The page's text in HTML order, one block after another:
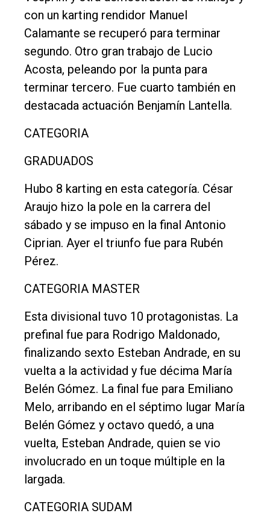
con un karting rendidor Manuel
Calamante se recuperó para terminar
segundo. Otro gran trabajo de Lucio
Acosta, peleando por la punta para
terminar tercero. Fue cuarto también en
destacada actuación Benjamín Lantella.
CATEGORIA
GRADUADOS
Hubo 8 karting en esta categoría. César
Araujo hizo la pole en la carrera del
sábado y se impuso en la final Antonio
Ciprian. Ayer el triunfo fue para Rubén
Pérez.
CATEGORIA MASTER
Esta divisional tuvo 10 protagonistas. La
prefinal fue para Rodrigo Maldonado,
finalizando sexto Esteban Andrade, en su
vuelta a la actividad y fue décima María
Belén Gómez. La final fue para Emiliano
Melo, arribando en el séptimo lugar María
Belén Gómez y octavo quedó, a una
vuelta, Esteban Andrade, quien se vio
involucrado en un toque múltiple en la
largada.
CATEGORIA SUDAM